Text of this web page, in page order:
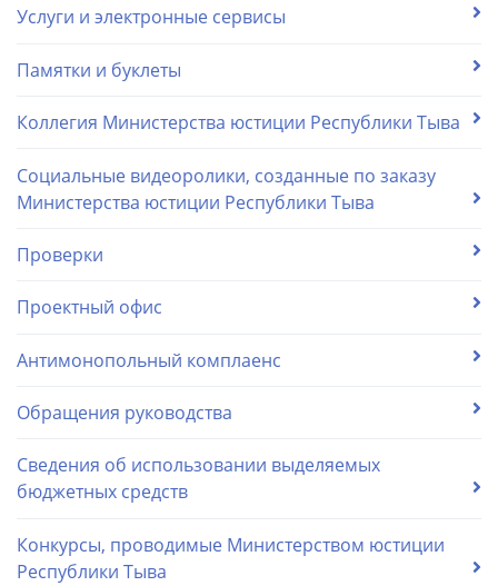
Услуги и электронные сервисы
Памятки и буклеты
Коллегия Министерства юстиции Республики Тыва
Социальные видеоролики, созданные по заказу
Министерства юстиции Республики Тыва
Проверки
Проектный офис
Антимонопольный комплаенс
Обращения руководства
Сведения об использовании выделяемых
бюджетных средств
Конкурсы, проводимые Министерством юстиции
Республики Тыва